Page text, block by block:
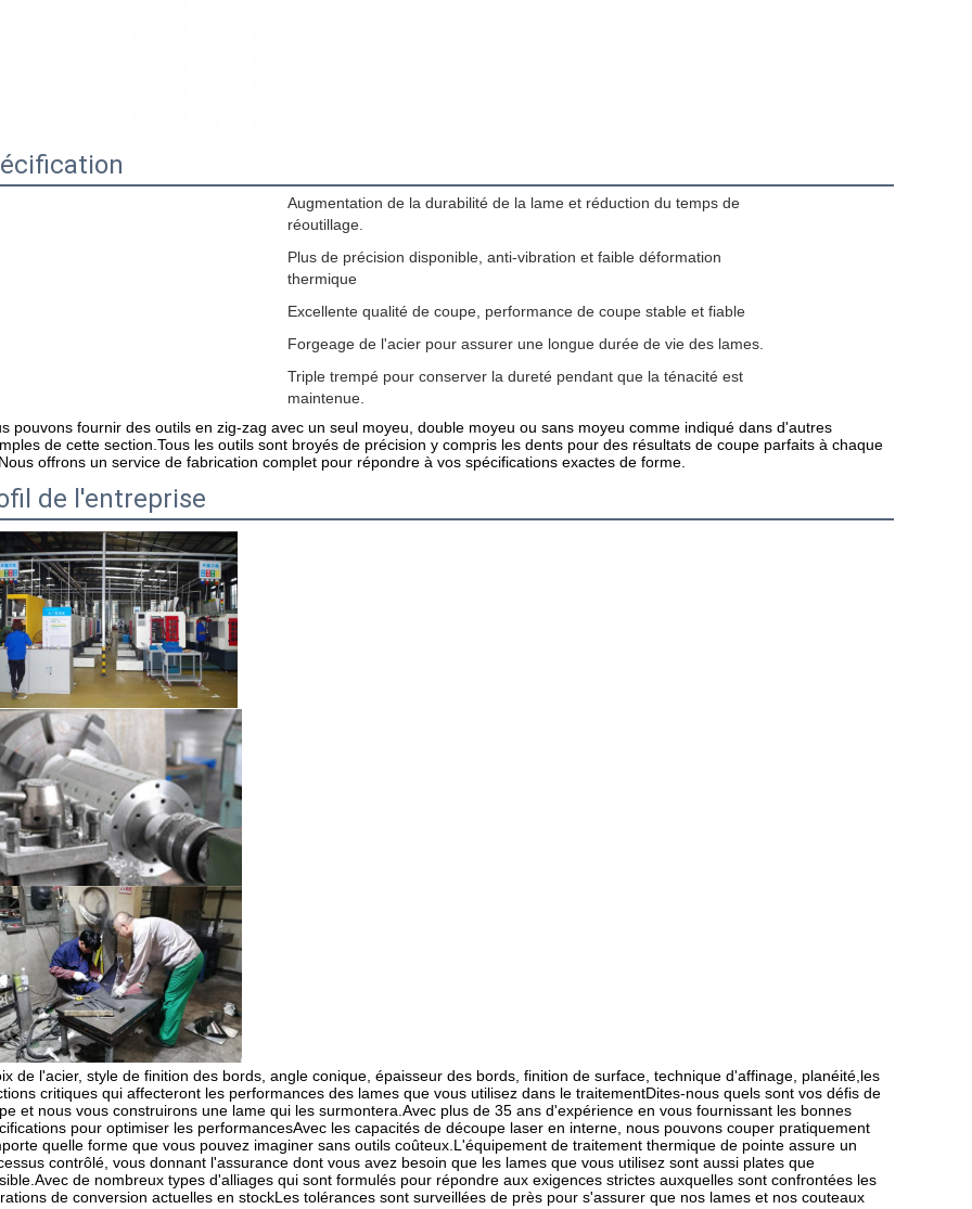
Augmentation de la durabilité de la lame et réduction du temps de
réoutillage.
Plus de précision disponible, anti-vibration et faible déformation
thermique
Excellente qualité de coupe, performance de coupe stable et fiable
Forgeage de l'acier pour assurer une longue durée de vie des lames.
Triple trempé pour conserver la dureté pendant que la ténacité est
maintenue.
pouvons fournir des outils en zig-zag avec un seul moyeu, double moyeu ou sans moyeu comme indiqué dans d'autres
de cette section.Tous les outils sont broyés de précision y compris les dents pour des résultats de coupe parfaits à chaque
offrons un service de fabrication complet pour répondre à vos spécifications exactes de forme.
de l'entreprise
de l'acier, style de finition des bords, angle conique, épaisseur des bords, finition de surface, technique d'affinage, planéité,les
critiques qui affecteront les performances des lames que vous utilisez dans le traitementDites-nous quels sont vos défis de
et nous vous construirons une lame qui les surmontera.Avec plus de 35 ans d'expérience en vous fournissant les bonnes
pour optimiser les performancesAvec les capacités de découpe laser en interne, nous pouvons couper pratiquement
quelle forme que vous pouvez imaginer sans outils coûteux.L'équipement de traitement thermique de pointe assure un
contrôlé, vous donnant l'assurance dont vous avez besoin que les lames que vous utilisez sont aussi plates que
de nombreux types d'alliages qui sont formulés pour répondre aux exigences strictes auxquelles sont confrontées les
de conversion actuelles en stockLes tolérances sont surveillées de près pour s'assurer que nos lames et nos couteaux